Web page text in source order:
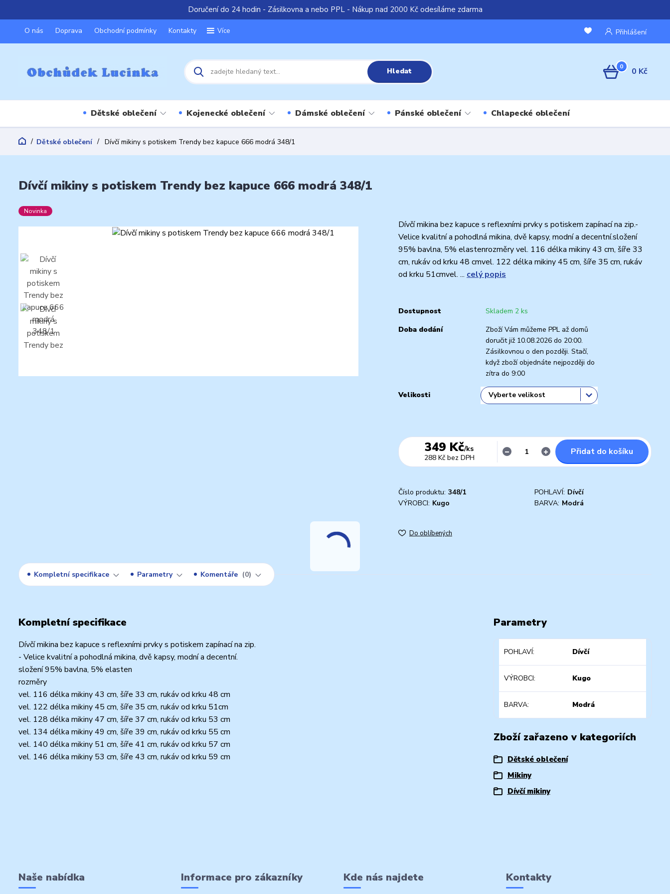
Doručení do 24 hodin - Zásilkovna a nebo PPL - Nákup nad 2000 Kč odesíláme zdarma
O nás Doprava Obchodní podmínky Kontakty Více Přihlášení
Hledat 0 0 Kč
Dětské oblečení Kojenecké oblečení Dámské oblečení Pánské oblečení Chlapecké oblečení
Dětské oblečení Dívčí mikiny s potiskem Trendy bez kapuce 666 modrá 348/1
Dívčí mikiny s potiskem Trendy bez kapuce 666 modrá 348/1
Novinka
Dívčí mikina bez kapuce s reflexními prvky s potiskem zapínací na zip.-
Velice kvalitní a pohodlná mikina, dvě kapsy, modní a decentní.složení
95% bavlna, 5% elastenrozměry vel. 116 délka mikiny 43 cm, šíře 33
cm, rukáv od krku 48 cmvel. 122 délka mikiny 45 cm, šíře 35 cm, rukáv
od krku 51cmvel. ... celý popis
Dostupnost
Skladem 2 ks
Doba dodání
Zboží Vám můžeme PPL až domů
doručit již 10.08.2026 do 20:00.
Zásilkovnou o den později. Stačí,
když zboží objednáte nejpozději do
zítra do 9:00
Velikosti
349 Kč/ks
288 Kč bez DPH
Přidat do košíku
Číslo produktu: 348/1 POHLAVÍ: Dívčí
VÝROBCI: Kugo BARVA: Modrá
Do oblíbených
Kompletní specifikace Parametry Komentáře 0
Kompletní specifikace
Dívčí mikina bez kapuce s reflexními prvky s potiskem zapínací na zip.
- Velice kvalitní a pohodlná mikina, dvě kapsy, modní a decentní.
složení 95% bavlna, 5% elasten
rozměry
vel. 116 délka mikiny 43 cm, šíře 33 cm, rukáv od krku 48 cm
vel. 122 délka mikiny 45 cm, šíře 35 cm, rukáv od krku 51cm
vel. 128 délka mikiny 47 cm, šíře 37 cm, rukáv od krku 53 cm
vel. 134 délka mikiny 49 cm, šíře 39 cm, rukáv od krku 55 cm
vel. 140 délka mikiny 51 cm, šíře 41 cm, rukáv od krku 57 cm
vel. 146 délka mikiny 53 cm, šíře 43 cm, rukáv od krku 59 cm
Parametry
POHLAVÍ Dívčí
VÝROBCI Kugo
BARVA Modrá
Zboží zařazeno v kategoriích
Dětské oblečení
Mikiny
Dívčí mikiny
Naše nabídka Informace pro zákazníky Kde nás najdete Kontakty